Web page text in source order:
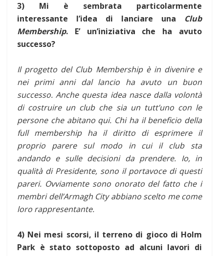
3) Mi è sembrata particolarmente
interessante l’idea di lanciare una Club
Membership. E’ un’iniziativa che ha avuto
successo?
Il progetto del Club Membership è in divenire e
nei primi anni dal lancio ha avuto un buon
successo. Anche questa idea nasce dalla volontà
di costruire un club che sia un tutt’uno con le
persone che abitano qui. Chi ha il beneficio della
full membership ha il diritto di esprimere il
proprio parere sul modo in cui il club sta
andando e sulle decisioni da prendere. Io, in
qualità di Presidente, sono il portavoce di questi
pareri. Ovviamente sono onorato del fatto che i
membri dell’Armagh City abbiano scelto me come
loro rappresentante.
4) Nei mesi scorsi, il terreno di gioco di Holm
Park è stato sottoposto ad alcuni lavori di